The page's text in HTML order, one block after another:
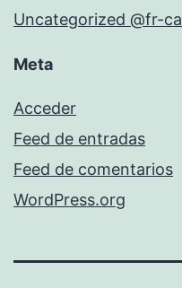
Uncategorized @fr-ca
Meta
Acceder
Feed de entradas
Feed de comentarios
WordPress.org